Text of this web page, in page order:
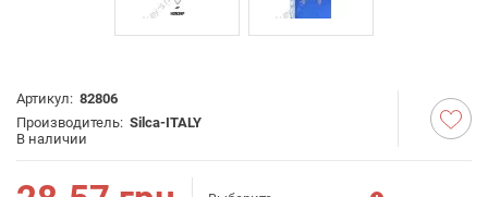
Артикул: 82806
Производитель: Silca-ITALY
В наличии